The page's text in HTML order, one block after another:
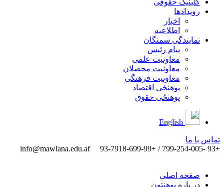
کلینیک حقوقی
رویدادها
اخبار
اطلاعیه
نمایندگی سمنگان
پیام رئیس
معاونیت علمی
معاونیت محصلان
معاونیت فرهنگی
پوهنځی اقتصاد
پوهنځی حقوق
تماس ‌با ‌ما
+93 -799-254-005 / +93-7918-699-99
info@mawlana.edu.af
صفحه اصلی
در باره پوهنتون